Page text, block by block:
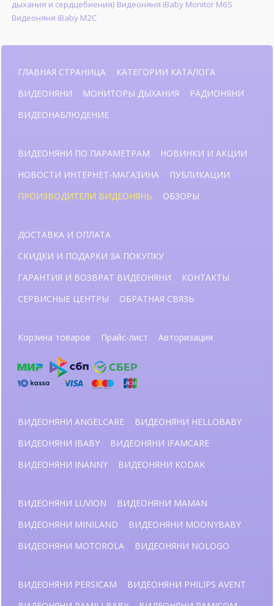
дыхания и сердцебиения) Видеоняня iBaby Monitor M6S
Видеоняня iBaby M2C
ГЛАВНАЯ СТРАНИЦА
КАТЕГОРИИ КАТАЛОГА
ВИДЕОНЯНИ
МОНИТОРЫ ДЫХАНИЯ
РАДИОНЯНИ
ВИДЕОНАБЛЮДЕНИЕ
ВИДЕОНЯНИ ПО ПАРАМЕТРАМ
НОВИНКИ И АКЦИИ
НОВОСТИ ИНТЕРНЕТ-МАГАЗИНА
ПУБЛИКАЦИИ
ПРОИЗВОДИТЕЛИ ВИДЕОНЯНЬ
ОБЗОРЫ
ДОСТАВКА И ОПЛАТА
СКИДКИ И ПОДАРКИ ЗА ПОКУПКУ
ГАРАНТИЯ И ВОЗВРАТ ВИДЕОНЯНИ
КОНТАКТЫ
СЕРВИСНЫЕ ЦЕНТРЫ
ОБРАТНАЯ СВЯЗЬ
Корзина товаров Прайс-лист Авторизация
ВИДЕОНЯНИ ANGELCARE
ВИДЕОНЯНИ HELLOBABY
ВИДЕОНЯНИ IBABY
ВИДЕОНЯНИ IFAMCARE
ВИДЕОНЯНИ INANNY
ВИДЕОНЯНИ KODAK
ВИДЕОНЯНИ LUVION
ВИДЕОНЯНИ MAMAN
ВИДЕОНЯНИ MINILAND
ВИДЕОНЯНИ MOONYBABY
ВИДЕОНЯНИ MOTOROLA
ВИДЕОНЯНИ NOLOGO
ВИДЕОНЯНИ PERSICAM
ВИДЕОНЯНИ PHILIPS AVENT